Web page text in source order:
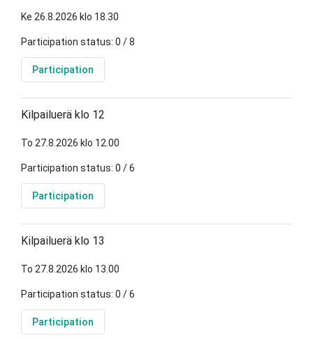
Ke 26.8.2026 klo 18.30
Participation status: 0 / 8
Participation
Kilpailuerä klo 12
To 27.8.2026 klo 12.00
Participation status: 0 / 6
Participation
Kilpailuerä klo 13
To 27.8.2026 klo 13.00
Participation status: 0 / 6
Participation